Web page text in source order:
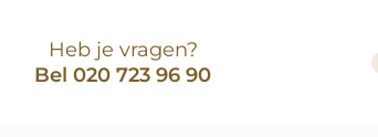
Heb je vragen?
Bel 020 723 96 90